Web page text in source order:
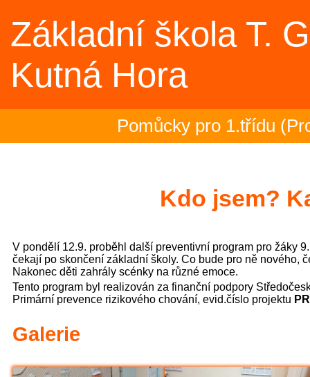
Základní škola T.
Kutná Hora
Pomůcky pro 1.třídu
Zakončení olympiády -
Třeťáci zakončili
6.A na výletě v Hradci
Kdo jsem?
V pondělí 12.9. proběhl další preventivní program pro žáky
čekají po skončení základní školy. Co bude pro ně nového,
Nakonec děti zahrály scénky na různé emoce.
Tento program byl realizován za finanční podpory
Primární prevence rizikového chování, evid.číslo projektu
Galerie